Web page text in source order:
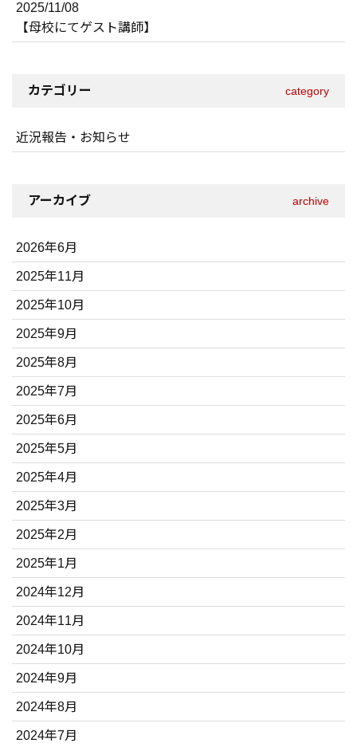
2025/11/08
【母校にてゲスト講師】
カテゴリー category
近況報告・お知らせ
アーカイブ archive
2026年6月
2025年11月
2025年10月
2025年9月
2025年8月
2025年7月
2025年6月
2025年5月
2025年4月
2025年3月
2025年2月
2025年1月
2024年12月
2024年11月
2024年10月
2024年9月
2024年8月
2024年7月